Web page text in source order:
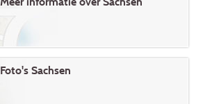
Foto's Sachsen